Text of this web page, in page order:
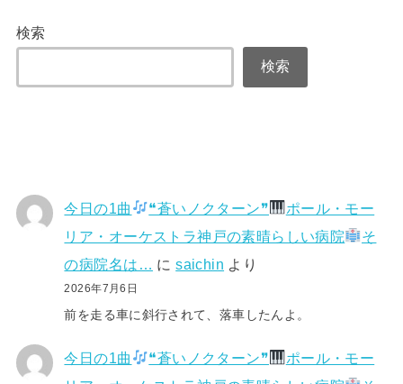
検索
検索
今日の1曲 ❝蒼いノクターン❞
ポール・モー
リア・オーケストラ神戸の素晴らしい病院
そ
の病院名は…
にsaichin より
2026年7月6日
前を走る車に斜行されて、落車したんよ。
今日の1曲 ❝蒼いノクターン❞
ポール・モー